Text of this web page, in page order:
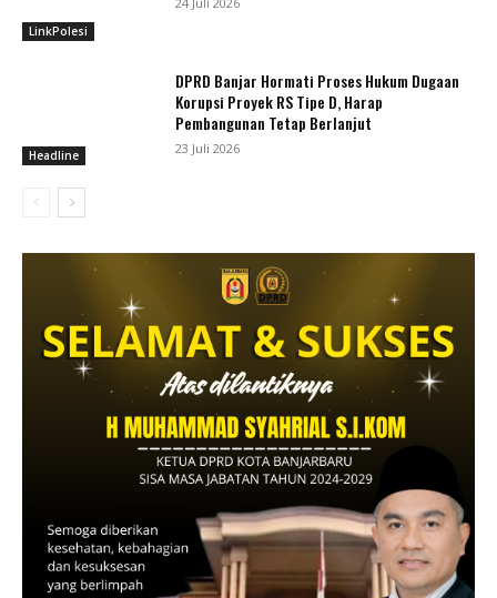
LinkPolesi
Headline
DPRD Banjar Hormati Proses Hukum Dugaan
Korupsi Proyek RS Tipe D, Harap
Pembangunan Tetap Berlanjut
23 Juli 2026